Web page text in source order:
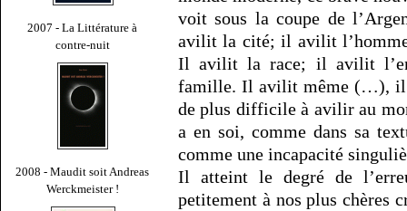
2007 - La Littérature à
contre-nuit
2008 - Maudit soit Andreas
Werckmeister !
voit sous la coupe de
avilit la cité; il avilit
Il avilit la race; il avilit
famille. Il avilit même (…), il
de plus difficile à avilir au
a en soi, comme dans sa
comme une incapacité
Il atteint le degré de
petitement à nos plus chères